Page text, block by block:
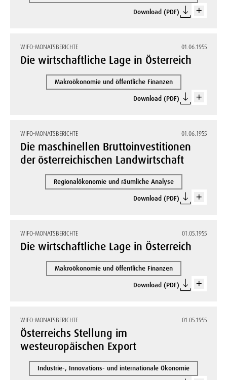
Download (PDF)
WIFO-MONATSBERICHTE 01.06.1955
Die wirtschaftliche Lage in Österreich
Makroökonomie und öffentliche Finanzen
Download (PDF)
WIFO-MONATSBERICHTE 01.06.1955
Die maschinellen Bruttoinvestitionen
der österreichischen Landwirtschaft
Regionalökonomie und räumliche Analyse
Download (PDF)
WIFO-MONATSBERICHTE 01.05.1955
Die wirtschaftliche Lage in Österreich
Makroökonomie und öffentliche Finanzen
Download (PDF)
WIFO-MONATSBERICHTE 01.05.1955
Österreichs Stellung im
westeuropäischen Export
Industrie-, Innovations- und internationale Ökonomie